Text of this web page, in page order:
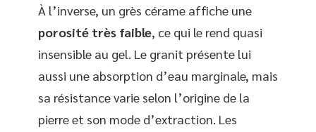
À l’inverse, un grès cérame affiche une
porosité très faible, ce qui le rend quasi
insensible au gel. Le granit présente lui
aussi une absorption d’eau marginale, mais
sa résistance varie selon l’origine de la
pierre et son mode d’extraction. Les